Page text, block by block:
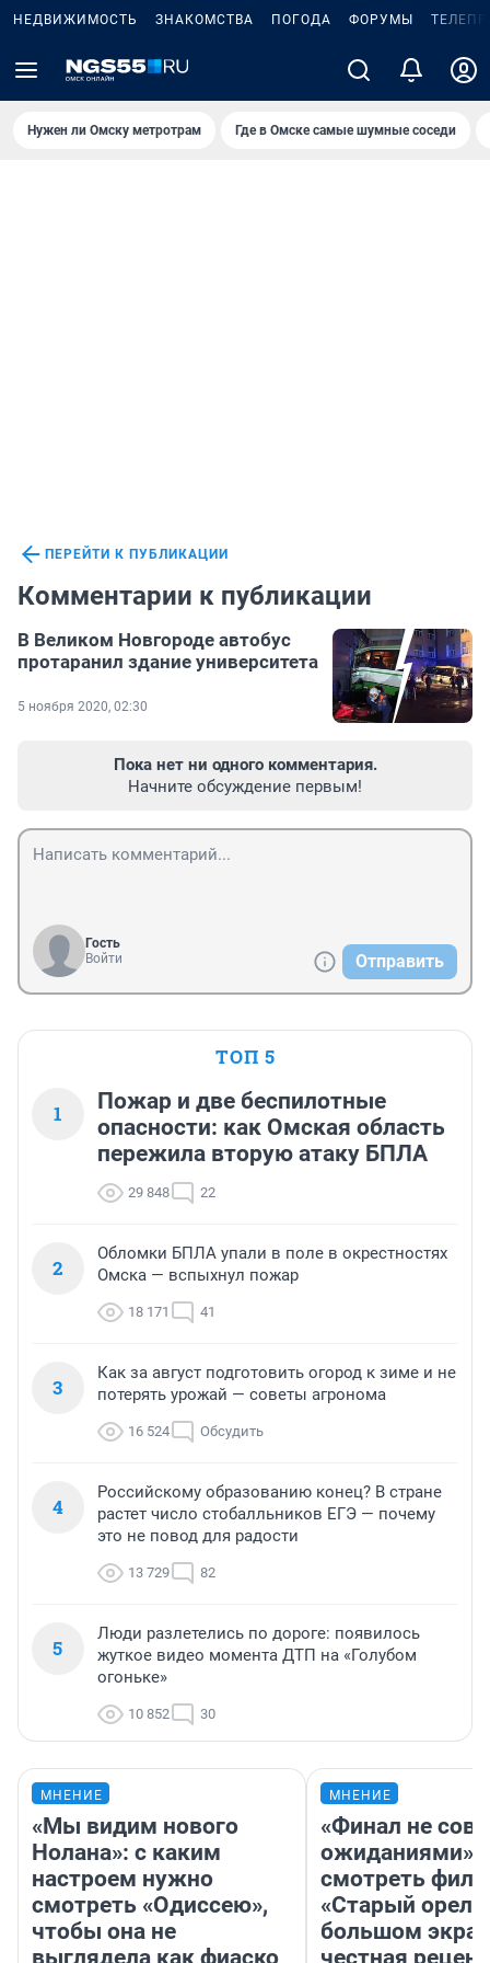
НЕДВИЖИМОСТЬ ЗНАКОМСТВА ПОГОДА ФОРУМЫ
Нужен ли Омску метротрам Где в Омске самые шумные соседи
ПЕРЕЙТИ К ПУБЛИКАЦИИ
Комментарии к публикации
В Великом Новгороде автобус
протаранил здание университета
5 ноября 2020, 02:30
Пока нет ни одного комментария.
Начните обсуждение первым!
Гость
Войти
Отправить
ТОП 5
1
Пожар и две беспилотные
опасности: как Омская область
пережила вторую атаку БПЛА
29 848 22
2
Обломки БПЛА упали в поле в окрестностях
Омска — вспыхнул пожар
18 171 41
3
Как за август подготовить огород к зиме и не
потерять урожай — советы агронома
16 524 Обсудить
4
Российскому образованию конец? В стране
растет число стобалльников ЕГЭ — почему
это не повод для радости
13 729 82
5
Люди разлетелись по дороге: появилось
жуткое видео момента ДТП на «Голубом
огоньке»
10 852 30
МНЕНИЕ
«Мы видим нового
Нолана»: с каким
настроем нужно
смотреть «Одиссею»,
чтобы она не
выглядела как фиаско
МНЕНИЕ
«Финал не
ожиданиями»:
смотреть
«Старый орел»
большом
честная